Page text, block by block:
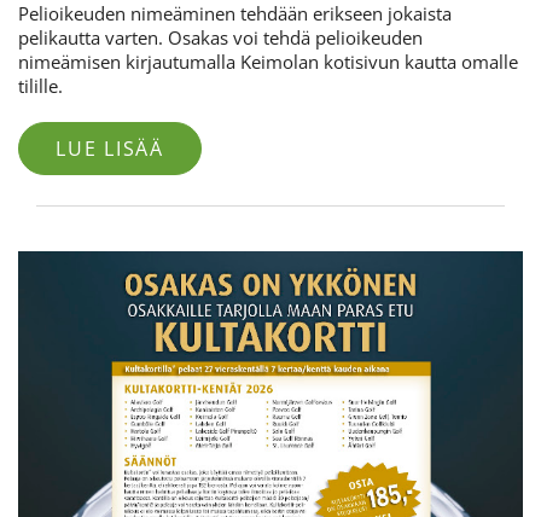
Pelioikeuden nimeäminen tehdään erikseen jokaista
pelikautta varten. Osakas voi tehdä pelioikeuden
nimeämisen kirjautumalla Keimolan kotisivun kautta omalle
tilille.
LUE LISÄÄ